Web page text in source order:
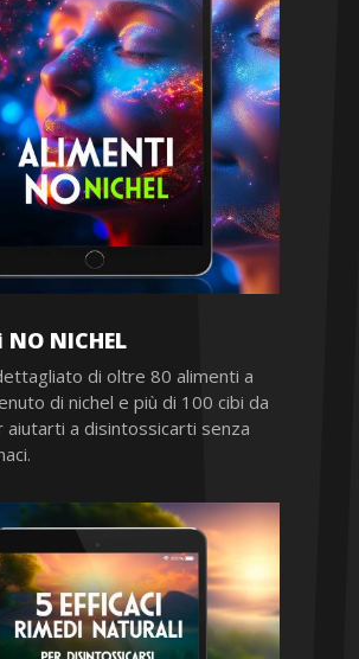
NICHEL
di oltre 80 alimenti a
di nichel e più di 100 cibi da
a disintossicarti senza